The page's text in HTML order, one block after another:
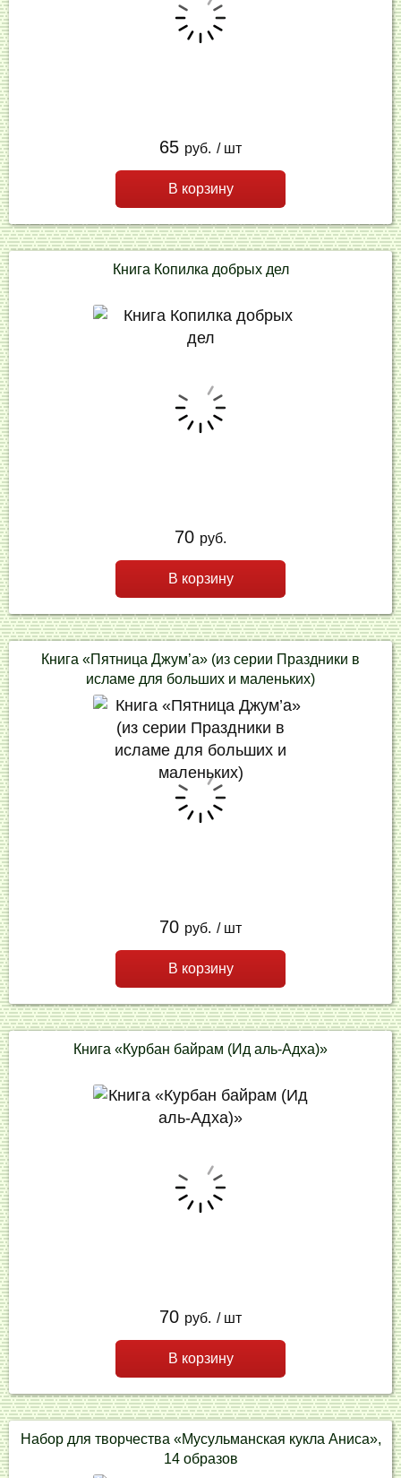
65 руб. / шт
В корзину
Книга Копилка добрых дел
70 руб.
В корзину
Книга «Пятница Джум’а» (из серии Праздники в
исламе для больших и маленьких)
70 руб. / шт
В корзину
Книга «Курбан байрам (Ид аль-Адха)»
70 руб. / шт
В корзину
Набор для творчества «Мусульманская кукла Аниса»,
14 образов